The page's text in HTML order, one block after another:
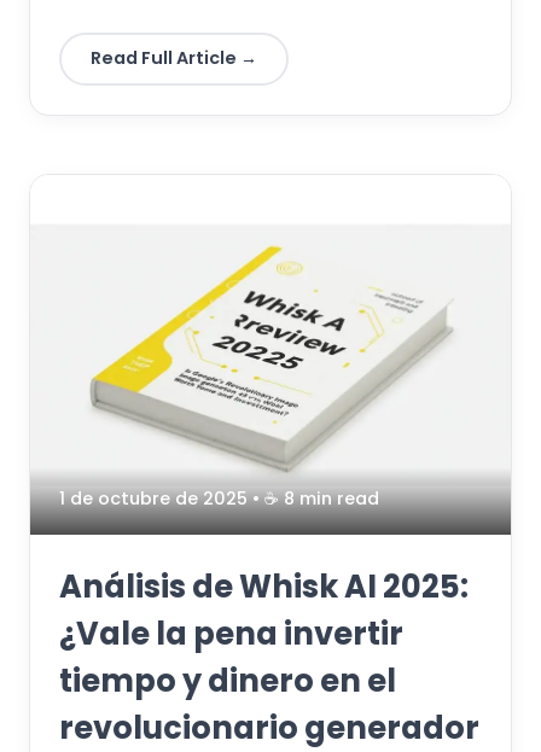
Read Full Article →
1 de octubre de 2025 • ☕️ 8 min read
Análisis de Whisk AI 2025:
¿Vale la pena invertir
tiempo y dinero en el
revolucionario generador